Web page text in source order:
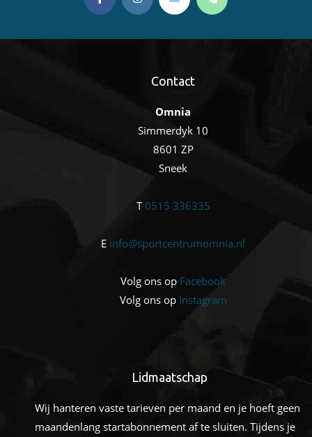
Contact
Omnia
Simmerdyk 10
8601 ZP
Sneek
T0515 336335
E info@sportcentrumomnia.nl
Volg ons op Facebook
Volg ons op Instagram
Lidmaatschap
Wij hanteren vaste tarieven per maand en je hoeft geen
maandenlang startabonnement af te sluiten. Tijdens je